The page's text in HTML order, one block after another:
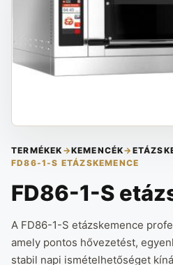
TERMÉKEK →KEMENCÉK→
FD86-1-S ETÁZSKEMENCE
FD86-1-S
A FD86-1-S etázskemence
amely pontos hővezetést,
stabil napi ismételhetőséget